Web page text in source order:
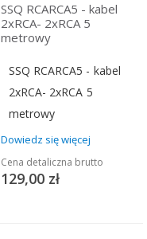
SSQ RCARCA5 - kabel
2xRCA- 2xRCA 5
metrowy
SSQ RCARCA5 - kabel
2xRCA- 2xRCA 5
metrowy
Dowiedz się więcej
Cena detaliczna brutto
129,00 zł